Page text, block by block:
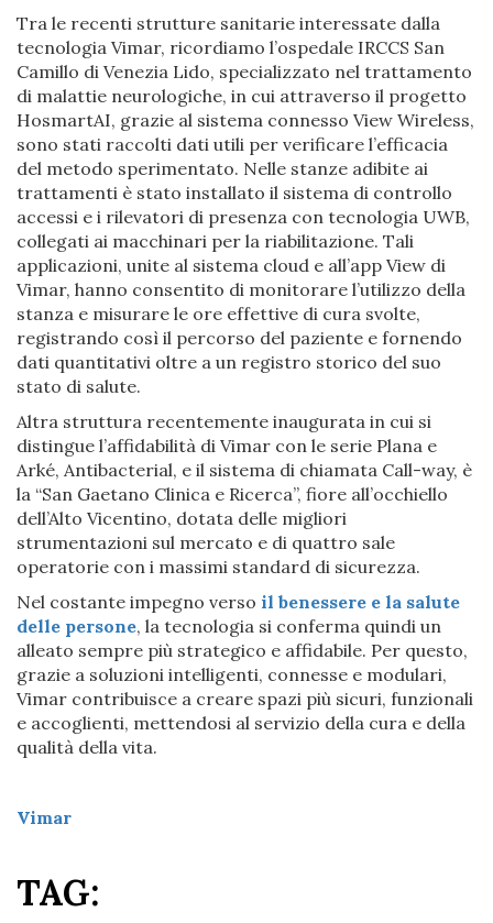
Tra le recenti strutture sanitarie interessate dalla
tecnologia Vimar, ricordiamo l’ospedale IRCCS San
Camillo di Venezia Lido, specializzato nel trattamento
di malattie neurologiche, in cui attraverso il progetto
HosmartAI, grazie al sistema connesso View Wireless,
sono stati raccolti dati utili per verificare l’efficacia
del metodo sperimentato. Nelle stanze adibite ai
trattamenti è stato installato il sistema di controllo
accessi e i rilevatori di presenza con tecnologia UWB,
collegati ai macchinari per la riabilitazione. Tali
applicazioni, unite al sistema cloud e all’app View di
Vimar, hanno consentito di monitorare l’utilizzo della
stanza e misurare le ore effettive di cura svolte,
registrando così il percorso del paziente e fornendo
dati quantitativi oltre a un registro storico del suo
stato di salute.
Altra struttura recentemente inaugurata in cui si
distingue l’affidabilità di Vimar con le serie Plana e
Arké, Antibacterial, e il sistema di chiamata Call-way, è
la “San Gaetano Clinica e Ricerca”, fiore all’occhiello
dell’Alto Vicentino, dotata delle migliori
strumentazioni sul mercato e di quattro sale
operatorie con i massimi standard di sicurezza.
Nel costante impegno verso il benessere e la salute
delle persone, la tecnologia si conferma quindi un
alleato sempre più strategico e affidabile. Per questo,
grazie a soluzioni intelligenti, connesse e modulari,
Vimar contribuisce a creare spazi più sicuri, funzionali
e accoglienti, mettendosi al servizio della cura e della
qualità della vita.
Vimar
TAG: